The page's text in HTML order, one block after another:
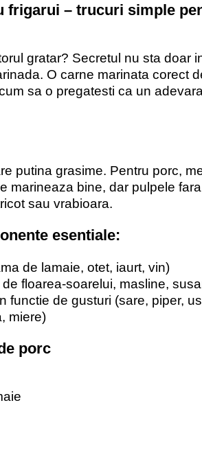
frigarui – trucuri simple
gratar? Secretul nu sta doar
O carne marinata corect
sa o pregatesti ca un
putina grasime. Pentru porc,
marineaza bine, dar pulpele
sau vrabioara.
esentiale:
de lamaie, otet, iaurt, vin)
floarea-soarelui, masline,
functie de gusturi (sare, piper,
miere)
porc